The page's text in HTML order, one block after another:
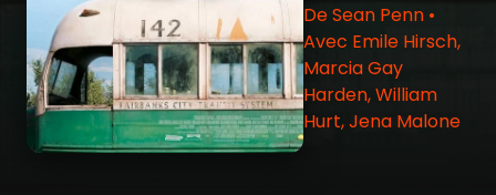
De Sean Penn •
Avec Emile Hirsch,
Marcia Gay
Harden, William
Hurt, Jena Malone